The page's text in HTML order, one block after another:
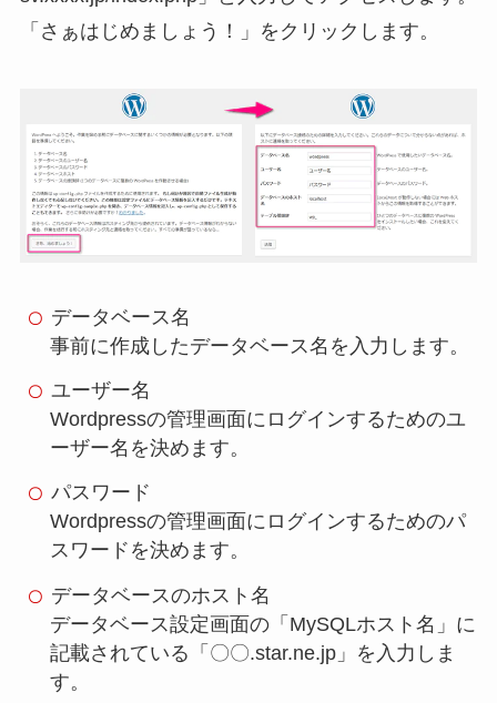
「さぁはじめましょう！」をクリックします。
データベース名
事前に作成したデータベース名を入力します。
ユーザー名
Wordpressの管理画面にログインするためのユ
ーザー名を決めます。
パスワード
Wordpressの管理画面にログインするためのパ
スワードを決めます。
データベースのホスト名
データベース設定画面の「MySQLホスト名」に
記載されている「〇〇.star.ne.jp」を入力しま
す。